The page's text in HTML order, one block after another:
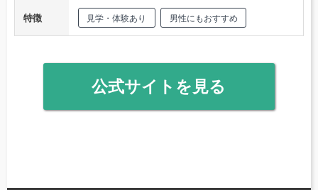
特徴 見学・体験あり 男性にもおすすめ
公式サイトを見る